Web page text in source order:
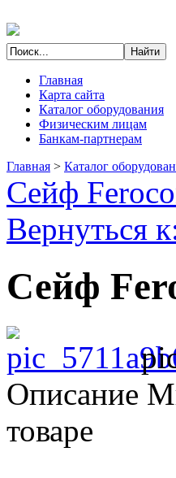
Главная
Карта сайта
Каталог оборудования
Физическим лицам
Банкам-партнерам
Главная > Каталог
Сейф
Вернуться
Сейф
Описание
товаре